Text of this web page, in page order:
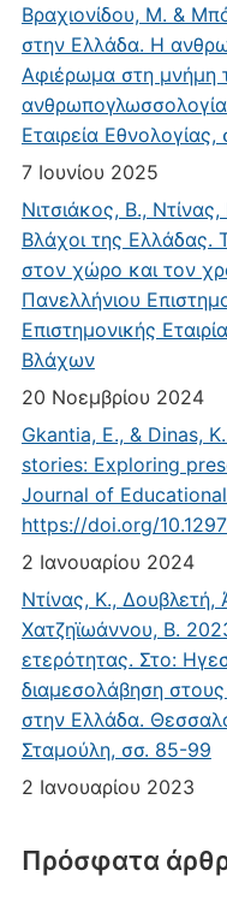
Βραχιονίδου, Μ. &
στην Ελλάδα. Η
Αφιέρωμα στη μνήμη
Εταιρεία
7 Ιουνίου 2025
Νιτσιάκος, Β.,
Βλάχοι της Ελλάδας.
στον χώρο και τον
Πανελλήνιου
Επιστημονικής
Βλάχων
20 Νοεμβρίου 2024
Gkantia, E., & Dinas,
stories: Exploring
Journal of Educational
https://doi.org/
2 Ιανουαρίου 2024
Ντίνας, Κ.,
Χατζηϊωάννου, Β.
ετερότητας. Στο:
διαμεσολάβηση
στην Ελλάδα.
Σταμούλη, σσ. 85-99
2 Ιανουαρίου 2023
Πρόσφατα